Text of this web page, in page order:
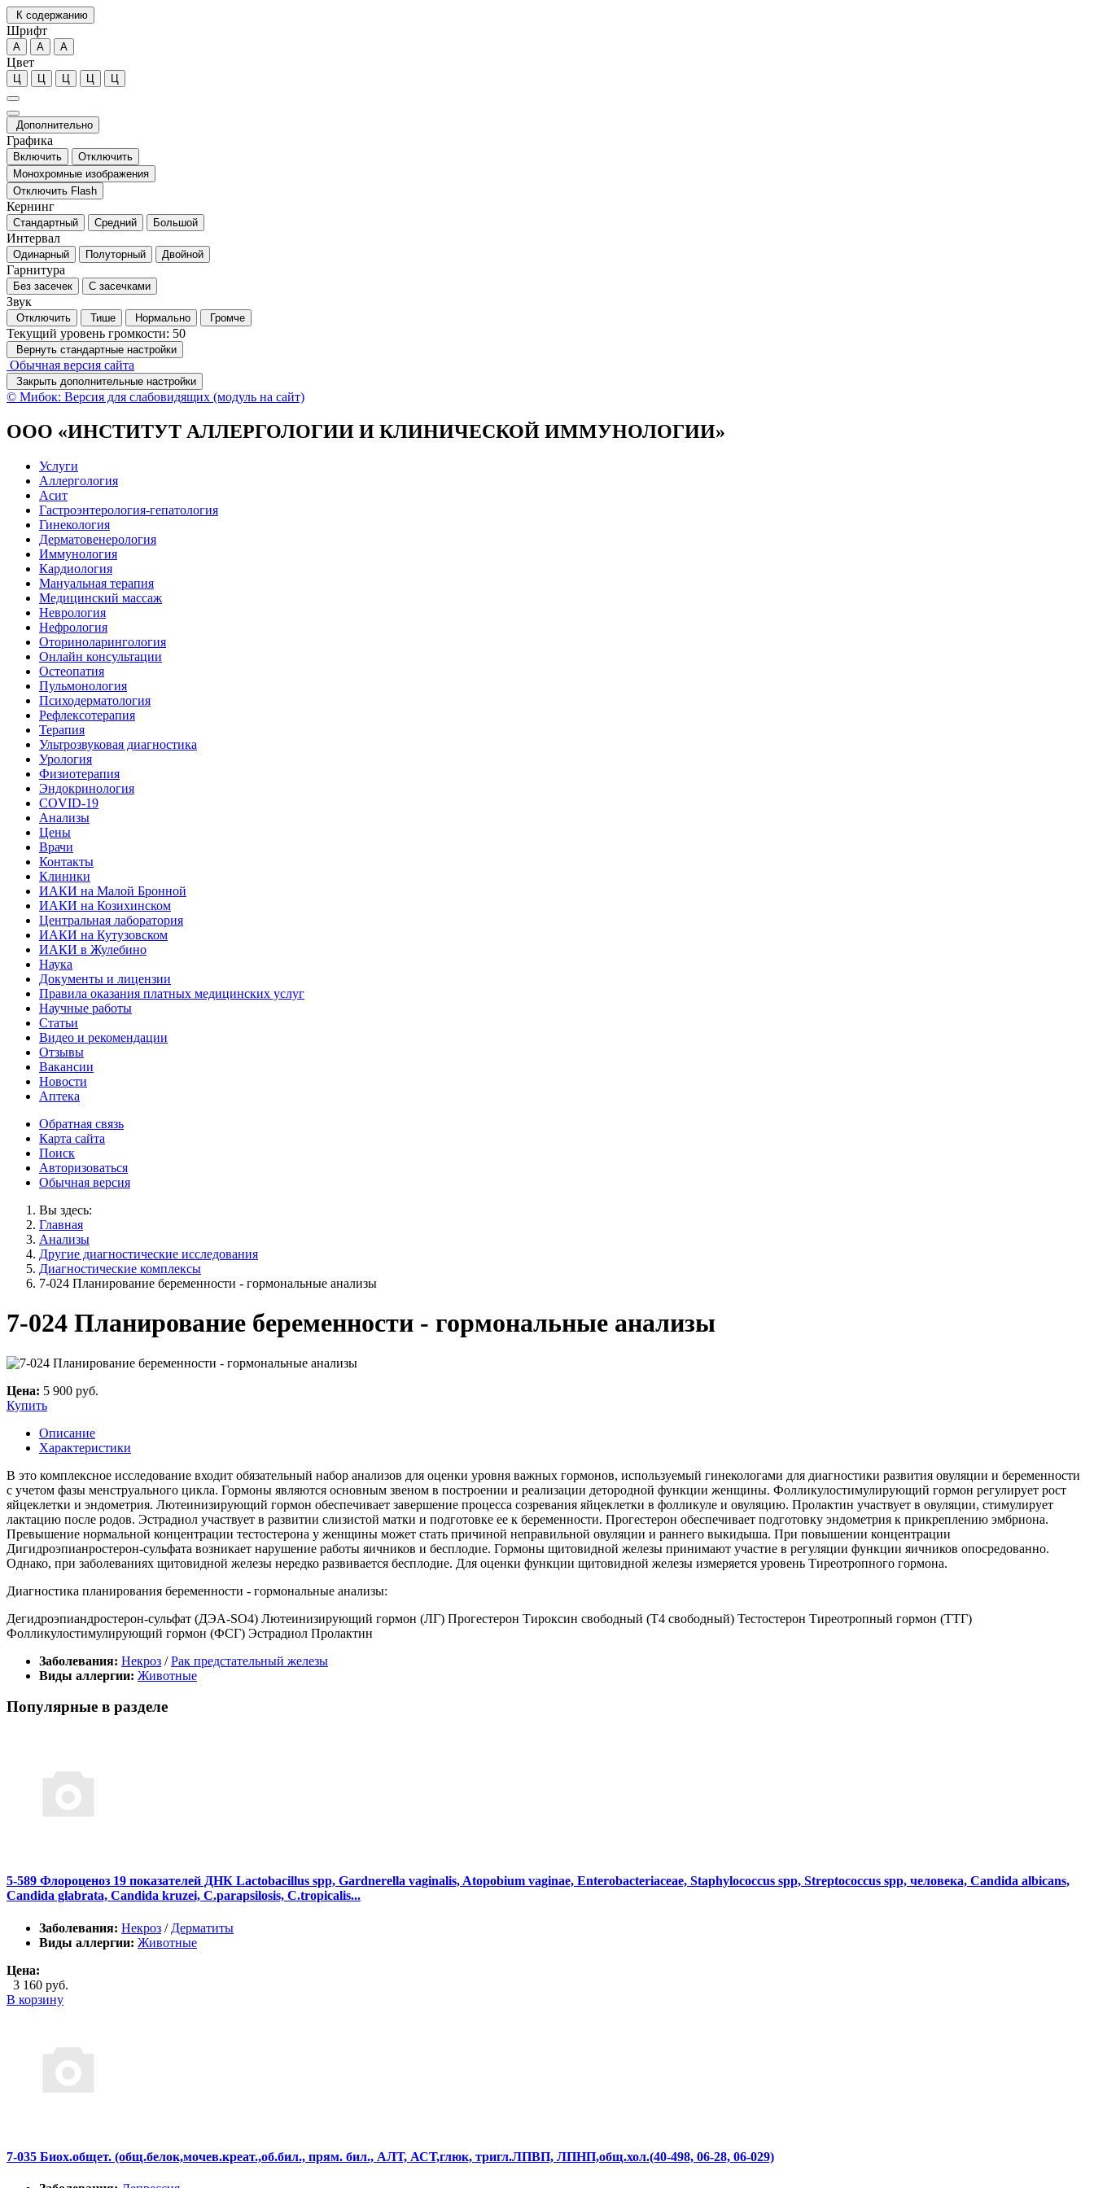
К содержанию
Шрифт
А А А
Цвет
Ц Ц Ц Ц Ц
Дополнительно
Графика
Включить
Отключить
Монохромные изображения
Отключить Flash
Кернинг
Стандартный Средний Большой
Интервал
Одинарный Полуторный Двойной
Гарнитура
Без засечек С засечками
Звук
Отключить Тише Нормально Громче
Текущий уровень громкости: 50
Вернуть стандартные настройки
Обычная версия сайта
Закрыть дополнительные настройки
© Мибок: Версия для слабовидящих (модуль на сайт)
ООО «ИНСТИТУТ АЛЛЕРГОЛОГИИ И КЛИНИЧЕСКОЙ ИММУНОЛОГИИ»
Услуги
Аллергология
Асит
Гастроэнтерология-гепатология
Гинекология
Дерматовенерология
Иммунология
Кардиология
Мануальная терапия
Медицинский массаж
Неврология
Нефрология
Оториноларингология
Онлайн консультации
Остеопатия
Пульмонология
Психодерматология
Рефлексотерапия
Терапия
Ультрозвуковая диагностика
Урология
Физиотерапия
Эндокринология
COVID-19
Анализы
Цены
Врачи
Контакты
Клиники
ИАКИ на Малой Бронной
ИАКИ на Козихинском
Центральная лаборатория
ИАКИ на Кутузовском
ИАКИ в Жулебино
Наука
Документы и лицензии
Правила оказания платных медицинских услуг
Научные работы
Статьи
Видео и рекомендации
Отзывы
Вакансии
Новости
Аптека
Обратная связь
Карта сайта
Поиск
Авторизоваться
Обычная версия
Вы здесь:
Главная
Анализы
Другие диагностические исследования
Диагностические комплексы
7-024 Планирование беременности - гормональные анализы
7-024 Планирование беременности - гормональные анализы
Цена: 5 900 руб.
Купить
Описание
Характеристики
В это комплексное исследование входит обязательный набор анализов для оценки уровня важных гормонов, используемый гинекологами для диагностики развития овуляции и беременности
с учетом фазы менструального цикла. Гормоны являются основным звеном в построении и реализации детородной функции женщины. Фолликулостимулирующий гормон регулирует рост
яйцеклетки и эндометрия. Лютеинизирующий гормон обеспечивает завершение процесса созревания яйцеклетки в фолликуле и овуляцию. Пролактин участвует в овуляции, стимулирует
лактацию после родов. Эстрадиол участвует в развитии слизистой матки и подготовке ее к беременности. Прогестерон обеспечивает подготовку эндометрия к прикреплению эмбриона.
Превышение нормальной концентрации тестостерона у женщины может стать причиной неправильной овуляции и раннего выкидыша. При повышении концентрации
Дигидроэпианростерон-сульфата возникает нарушение работы яичников и бесплодие. Гормоны щитовидной железы принимают участие в регуляции функции яичников опосредованно.
Однако, при заболеваниях щитовидной железы нередко развивается бесплодие. Для оценки функции щитовидной железы измеряется уровень Тиреотропного гормона.
Диагностика планирования беременности - гормональные анализы:
Дегидроэпиандростерон-сульфат (ДЭА-SO4) Лютеинизирующий гормон (ЛГ) Прогестерон Тироксин свободный (Т4 свободный) Тестостерон Тиреотропный гормон (ТТГ)
Фолликулостимулирующий гормон (ФСГ) Эстрадиол Пролактин
Заболевания: Некроз /Рак предстательный железы
Виды аллергии: Животные
Популярные в разделе
5-589 Флороценоз 19 показателей ДНК Lactobacillus spp, Gardnerella vaginalis, Atopobium vaginae, Enterobacteriaceae, Staphylococcus spp, Streptococcus spp, человека, Candida albicans,
Candida glabrata, Candida kruzei, C.parapsilosis, C.tropicalis...
Заболевания: Некроз / Дерматиты
Виды аллергии: Животные
Цена:
3 160 руб.
В корзину
7-035 Биох.общет. (общ.белок,мочев.креат.,об.бил., прям. бил., АЛТ, АСТ,глюк, тригл.ЛПВП, ЛПНП,общ.хол.(40-498, 06-28, 06-029)